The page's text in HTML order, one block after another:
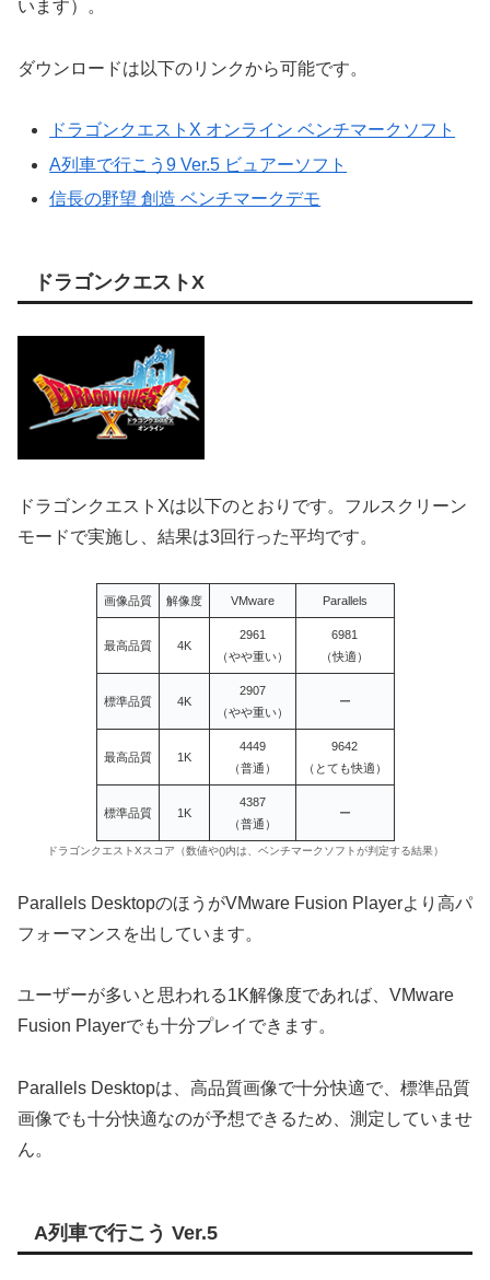
います）。
ダウンロードは以下のリンクから可能です。
ドラゴンクエストX オンライン ベンチマークソフト
A列車で行こう9 Ver.5 ビュアーソフト
信長の野望 創造 ベンチマークデモ
ドラゴンクエストX
ドラゴンクエストXは以下のとおりです。フルスクリーン
モードで実施し、結果は3回行った平均です。
画像品質 解像度 VMware Parallels
最高品質 4K
2961
（やや重い）
6981
（快適）
標準品質 4K
2907
（やや重い）
ー
最高品質 1K
4449
（普通）
9642
（とても快適）
標準品質 1K
4387
（普通）
ー
ドラゴンクエストXスコア（数値や()内は、ベンチマークソフトが判定する結果）
Parallels DesktopのほうがVMware Fusion Playerより高パ
フォーマンスを出しています。
ユーザーが多いと思われる1K解像度であれば、VMware
Fusion Playerでも十分プレイできます。
Parallels Desktopは、高品質画像で十分快適で、標準品質
画像でも十分快適なのが予想できるため、測定していませ
ん。
A列車で行こう Ver.5